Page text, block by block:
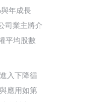
年成長
司業主將介
平均股數
入下降循
應用如第